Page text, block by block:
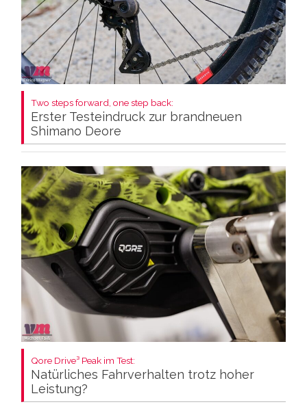
Two steps forward, one step back:
Erster Testeindruck zur brandneuen
Shimano Deore
Qore Drive³ Peak im Test:
Natürliches Fahrverhalten trotz hoher
Leistung?